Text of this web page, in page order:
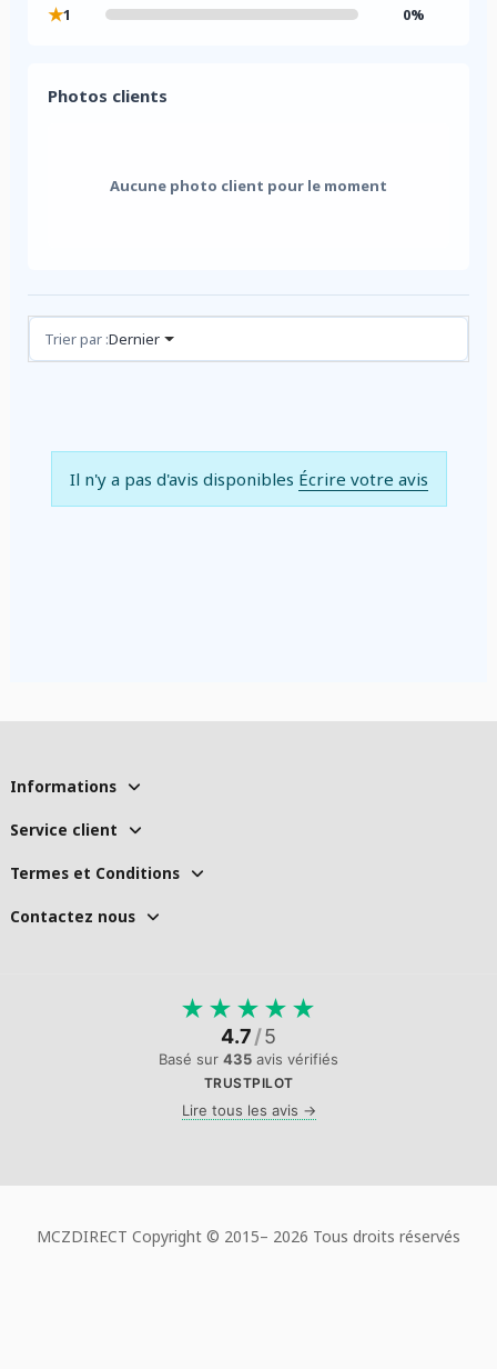
★1 0%
Photos clients
Aucune photo client pour le moment
Avis (0)
Trier par :Dernier
Il n'y a pas d'avis disponibles Écrire votre avis
Informations
Service client
Termes et Conditions
Contactez nous
★ ★ ★ ★ ★
4.7/5
Basé sur 435 avis vérifiés
TRUSTPILOT
Lire tous les avis →
MCZDIRECT Copyright © 2015– 2026 Tous droits réservés